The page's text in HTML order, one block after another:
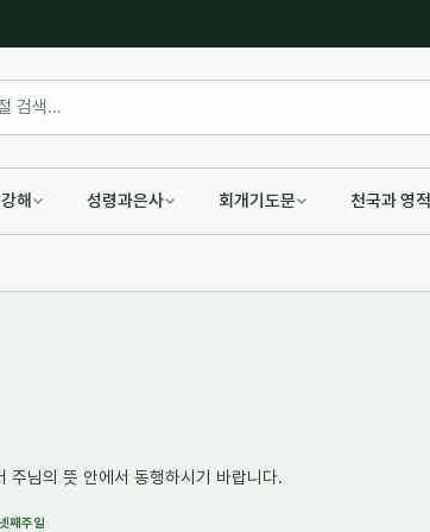
해 성령과은사 회개기도문 천국과 영
주님의 뜻 안에서 동행하시기 바랍니다.
째주일